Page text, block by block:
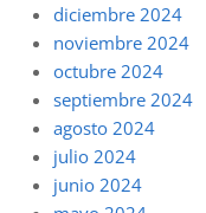
diciembre 2024
noviembre 2024
octubre 2024
septiembre 2024
agosto 2024
julio 2024
junio 2024